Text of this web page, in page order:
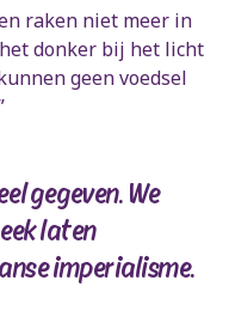
raken niet meer in
donker bij het licht
geen voedsel
gegeven. We
laten
imperialisme.